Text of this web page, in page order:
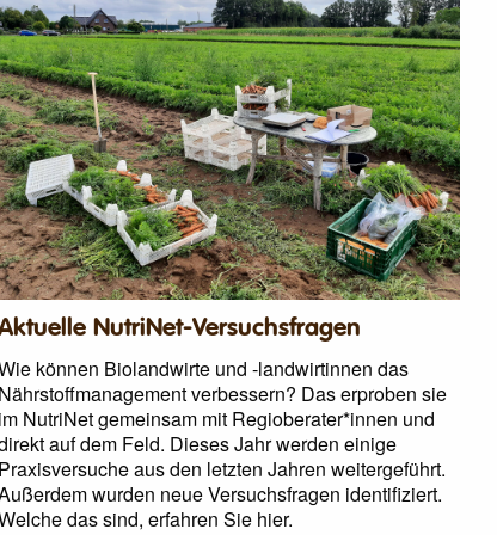
NutriNet-Versuchsfragen
können Biolandwirte und -landwirtinnen das
Nährstoffmanagement verbessern? Das erproben sie
im NutriNet gemeinsam mit Regioberater*innen und
auf dem Feld. Dieses Jahr werden einige
Praxisversuche aus den letzten Jahren weitergeführt.
wurden neue Versuchsfragen identifiziert.
das sind, erfahren Sie hier.